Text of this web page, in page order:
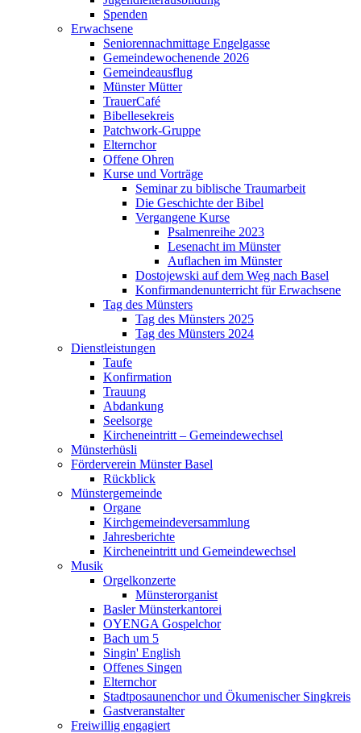
Spenden
Erwachsene
Seniorennachmittage Engelgasse
Gemeindewochenende 2026
Gemeindeausflug
Münster Mütter
TrauerCafé
Bibellesekreis
Patchwork-Gruppe
Elternchor
Offene Ohren
Kurse und Vorträge
Seminar zu biblische Traumarbeit
Die Geschichte der Bibel
Vergangene Kurse
Psalmenreihe 2023
Lesenacht im Münster
Auflachen im Münster
Dostojewski auf dem Weg nach Basel
Konfirmandenunterricht für Erwachsene
Tag des Münsters
Tag des Münsters 2025
Tag des Münsters 2024
Dienstleistungen
Taufe
Konfirmation
Trauung
Abdankung
Seelsorge
Kircheneintritt – Gemeindewechsel
Münsterhüsli
Förderverein Münster Basel
Rückblick
Münstergemeinde
Organe
Kirchgemeindeversammlung
Jahresberichte
Kircheneintritt und Gemeindewechsel
Musik
Orgelkonzerte
Münsterorganist
Basler Münsterkantorei
OYENGA Gospelchor
Bach um 5
Singin' English
Offenes Singen
Elternchor
Stadtposaunenchor und Ökumenischer Singkreis
Gastveranstalter
Freiwillig engagiert